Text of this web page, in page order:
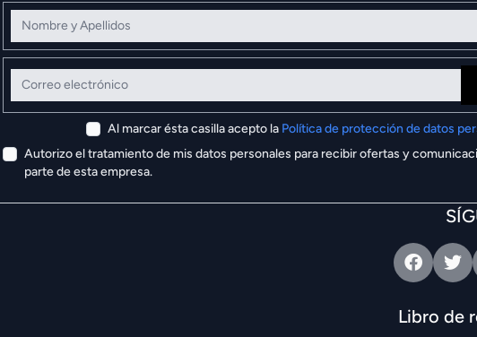
Nombre y Apellidos
Correo electrónico
Al marcar ésta casilla acepto la Política de protección de datos
Autorizo el tratamiento de mis datos personales para recibir ofertas y
parte de esta empresa.
Facebook
Libro de